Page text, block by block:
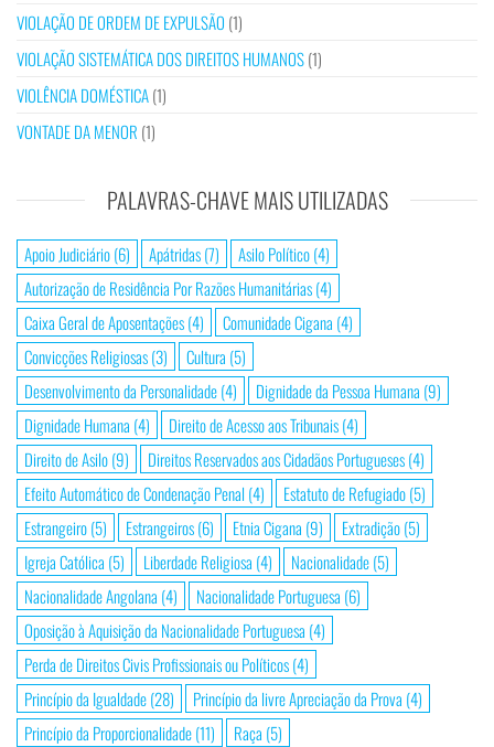
VIOLAÇÃO DE ORDEM DE EXPULSÃO (1)
VIOLAÇÃO SISTEMÁTICA DOS DIREITOS HUMANOS(1)
VIOLÊNCIA DOMÉSTICA(1)
VONTADE DA MENOR (1)
PALAVRAS-CHAVE MAIS UTILIZADAS
Apoio Judiciário(6) Apátridas(7) Asilo Político(4)
Autorização de Residência Por Razões Humanitárias(4)
Caixa Geral de Aposentações(4) Comunidade Cigana (4)
Convicções Religiosas(3) Cultura (5)
Desenvolvimento da Personalidade(4) Dignidade da Pessoa Humana (9)
Dignidade Humana (4) Direito de Acesso aos Tribunais(4)
Direito de Asilo(9) Direitos Reservados aos Cidadãos Portugueses(4)
Efeito Automático de Condenação Penal (4) Estatuto de Refugiado(5)
Estrangeiro(5) Estrangeiros(6) Etnia Cigana (9) Extradição(5)
Igreja Católica (5) Liberdade Religiosa (4) Nacionalidade(5)
Nacionalidade Angolana (4) Nacionalidade Portuguesa (6)
Oposição à Aquisição da Nacionalidade Portuguesa (4)
Perda de Direitos Civis Profissionais ou Políticos(4)
Princípio da Igualdade(28) Princípio da livre Apreciação da Prova (4)
Princípio da Proporcionalidade(11) Raça (5)